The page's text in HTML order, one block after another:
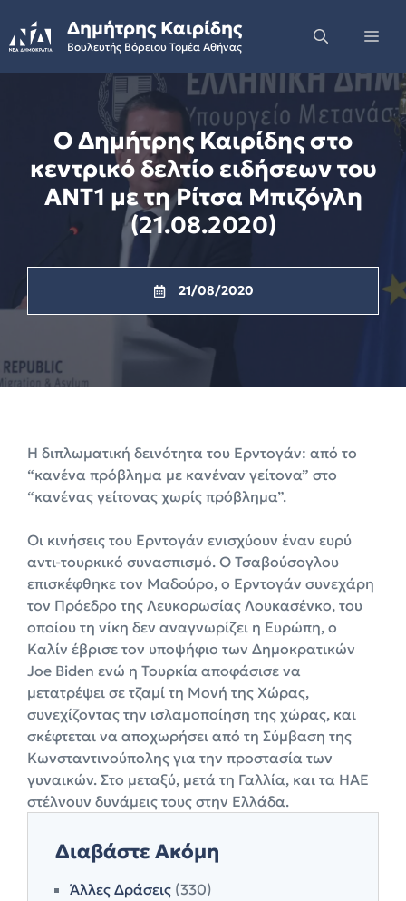
to
content
Δημήτρης Καιρίδης
Βουλευτής Βόρειου Τομέα Αθήνας
Ο Δημήτρης Καιρίδης στο
κεντρικό δελτίο ειδήσεων του
ANT1 με τη Ρίτσα Μπιζόγλη
(21.08.2020)
21/08/2020
Η διπλωματική δεινότητα του Ερντογάν: από το
“κανένα πρόβλημα με κανέναν γείτονα” στο
“κανένας γείτονας χωρίς πρόβλημα”.
Οι κινήσεις του Ερντογάν ενισχύουν έναν ευρύ
αντι-τουρκικό συνασπισμό. Ο Τσαβούσογλου
επισκέφθηκε τον Μαδούρο, ο Ερντογάν συνεχάρη
τον Πρόεδρο της Λευκορωσίας Λουκασένκο, του
οποίου τη νίκη δεν αναγνωρίζει η Ευρώπη, ο
Καλίν έβρισε τον υποψήφιο των Δημοκρατικών
Joe Biden ενώ η Τουρκία αποφάσισε να
μετατρέψει σε τζαμί τη Μονή της Χώρας,
συνεχίζοντας την ισλαμοποίηση της χώρας, και
σκέφτεται να αποχωρήσει από τη Σύμβαση της
Κωνσταντινούπολης για την προστασία των
γυναικών. Στο μεταξύ, μετά τη Γαλλία, και τα ΗΑΕ
στέλνουν δυνάμεις τους στην Ελλάδα.
Διαβάστε Ακόμη
Άλλες Δράσεις (330)